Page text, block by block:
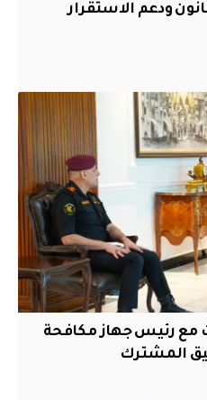
ودعم الاستقرار
مع رئيس جهاز مكافحة
المشترك